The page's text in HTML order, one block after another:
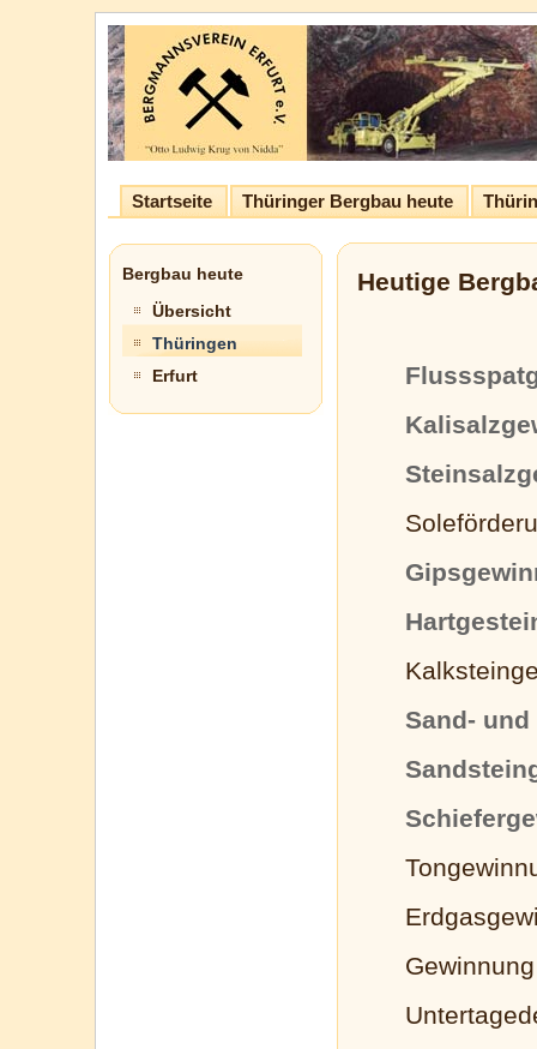
Startseite Thüringer Bergbau heute
Bergbau heute
Übersicht
Thüringen
Erfurt
Heutige
Sand-